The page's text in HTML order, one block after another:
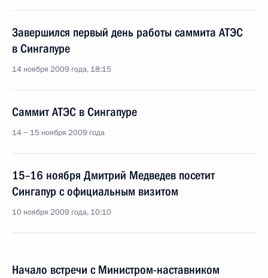
Завершился первый день работы саммита АТЭС
в Сингапуре
14 ноября 2009 года, 18:15
Саммит АТЭС в Сингапуре
14 − 15 ноября 2009 года
15–16 ноября Дмитрий Медведев посетит
Сингапур с официальным визитом
10 ноября 2009 года, 10:10
Начало встречи с Министром-наставником